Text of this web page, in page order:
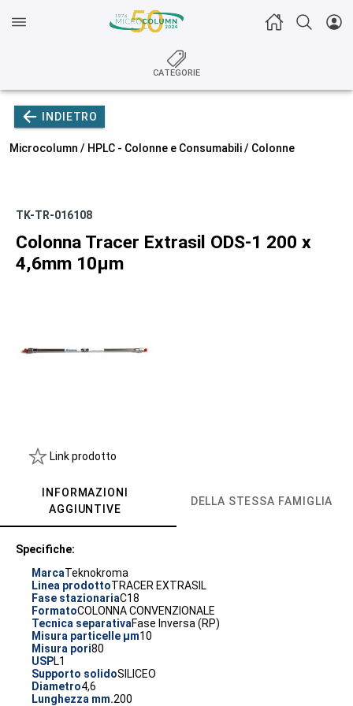
CATEGORIE
INDIETRO
Microcolumn / HPLC - Colonne e Consumabili/ Colonne
TK-TR-016108
Colonna Tracer Extrasil ODS-1 200 x
4,6mm 10µm
Link prodotto
INFORMAZIONI
AGGIUNTIVE
DELLA STESSA FAMIGLIA
Specifiche:
MarcaTeknokroma
Linea prodottoTRACER EXTRASIL
Fase stazionariaC18
FormatoCOLONNA CONVENZIONALE
Tecnica separativaFase Inversa (RP)
Misura particelle µm10
Misura pori80
USPL1
Supporto solidoSILICEO
Diametro4,6
Lunghezza mm.200